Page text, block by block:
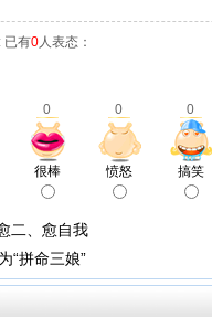
已有0人表态：
0 0 0
很棒 愤怒 搞笑
二、愈自我
“拼命三娘”